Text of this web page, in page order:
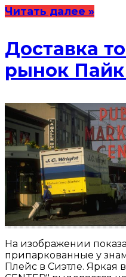
Читать далее »
Доставка
рынок
На изображении
припаркованные у
Плейс в Сиэтле. Яркая